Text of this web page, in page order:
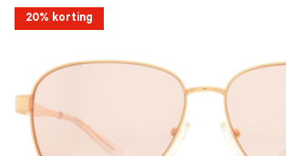
20% korting